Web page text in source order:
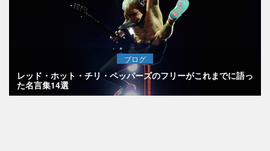
ブログ
レッド・ホット・チリ・ペッパーズのフリーがこれまでに語っ
た名言集14選